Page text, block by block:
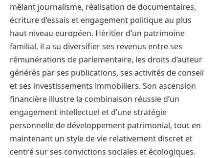
mêlant journalisme, réalisation de documentaires,
écriture d’essais et engagement politique au plus
haut niveau européen. Héritier d’un patrimoine
familial, il a su diversifier ses revenus entre ses
rémunérations de parlementaire, les droits d’auteur
générés par ses publications, ses activités de conseil
et ses investissements immobiliers. Son ascension
financière illustre la combinaison réussie d’un
engagement intellectuel et d’une stratégie
personnelle de développement patrimonial, tout en
maintenant un style de vie relativement discret et
centré sur ses convictions sociales et écologiques.